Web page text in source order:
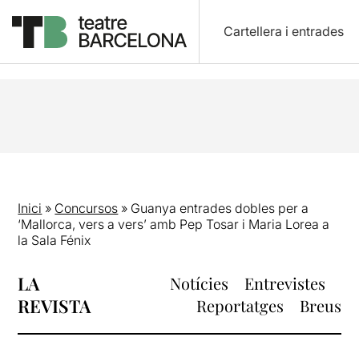
Cartellera i entrades
Inici » Concursos » Guanya entrades dobles per a
‘Mallorca, vers a vers’ amb Pep Tosar i Maria Lorea a
la Sala Fénix
LA
REVISTA
Notícies
Entrevistes
Reportatges
Breus